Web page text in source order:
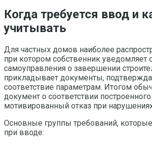
Когда требуется ввод и
учитывать
Для частных домов наиболее
при котором собственник уведомляет
самоуправления о завершении
прикладывает документы,
соответствие параметрам. Итогом
документ о соответствии
мотивированный отказ при
Основные группы требований,
при вводе: